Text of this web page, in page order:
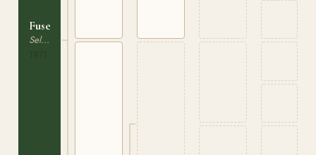
Fusee
Selle Francais